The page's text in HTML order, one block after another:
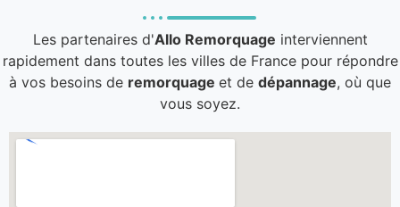
Les partenaires d'Allo Remorquage interviennent
rapidement dans toutes les villes de France pour répondre
à vos besoins de remorquage et de dépannage, où que
vous soyez.